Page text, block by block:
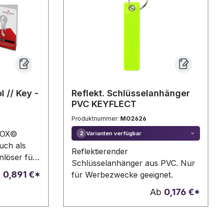
// Key -
als
für
leicht
die
inkl.
0,891 €*
Reflekt. Schlüsselanhänger
PVC KEYFLECT
Produktnummer: MO2626
2 Varianten verfügbar
Reflektierender
Schlüsselanhänger aus PVC. Nur
für Werbezwecke geeignet.
Ab 0,176 €*